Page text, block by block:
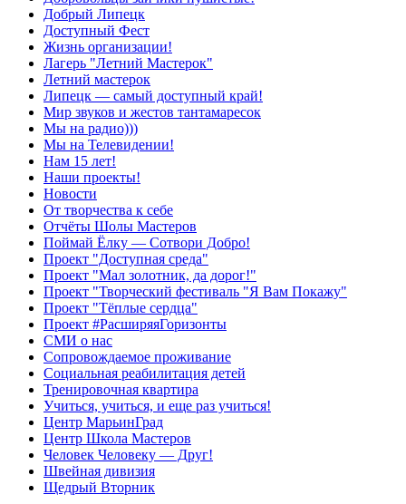
Добрый Липецк
Доступный Фест
Жизнь организации!
Лагерь "Летний Мастерок"
Летний мастерок
Липецк — самый доступный край!
Мир звуков и жестов тантамаресок
Мы на радио)))
Мы на Телевидении!
Нам 15 лет!
Наши проекты!
Новости
От творчества к себе
Отчёты Шолы Мастеров
Поймай Ёлку — Сотвори Добро!
Проект "Доступная среда"
Проект "Мал золотник, да дорог!"
Проект "Творческий фестиваль "Я Вам Покажу"
Проект "Тёплые сердца"
Проект #РасширяяГоризонты
СМИ о нас
Сопровождаемое проживание
Социальная реабилитация детей
Тренировочная квартира
Учиться, учиться, и еще раз учиться!
Центр МарьинГрад
Центр Школа Мастеров
Человек Человеку — Друг!
Швейная дивизия
Щедрый Вторник